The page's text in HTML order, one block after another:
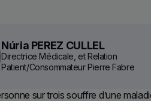
Núria PEREZ CULLEL
Directrice Médicale, et Relation
Patient/Consommateur Pierre Fabre
sur trois souffre d’une